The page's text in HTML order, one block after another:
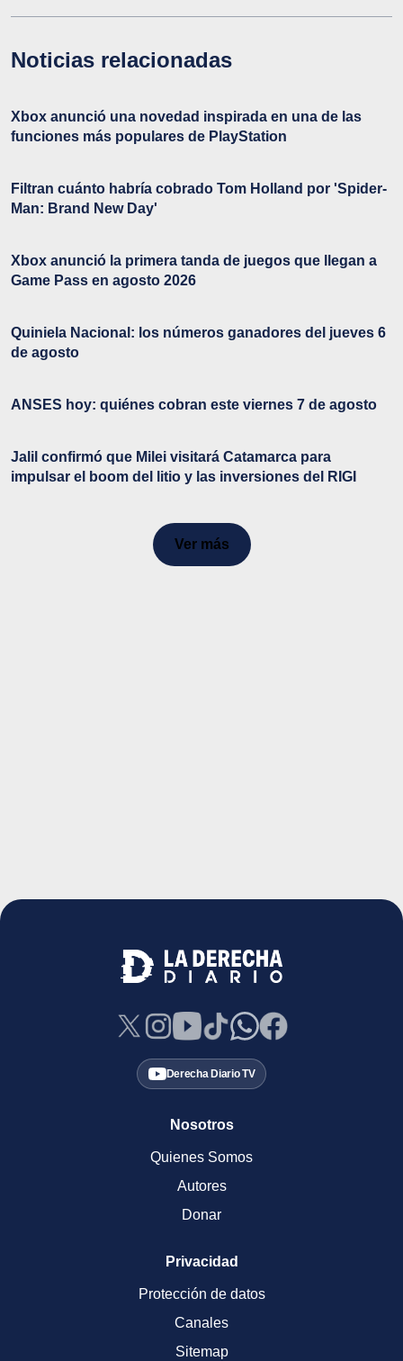
Noticias relacionadas
Xbox anunció una novedad inspirada en una de las
funciones más populares de PlayStation
Filtran cuánto habría cobrado Tom Holland por 'Spider-
Man: Brand New Day'
Xbox anunció la primera tanda de juegos que llegan a
Game Pass en agosto 2026
Quiniela Nacional: los números ganadores del jueves 6
de agosto
ANSES hoy: quiénes cobran este viernes 7 de agosto
Jalil confirmó que Milei visitará Catamarca para
impulsar el boom del litio y las inversiones del RIGI
Ver más
Derecha Diario TV
Nosotros
Quienes Somos
Autores
Donar
Privacidad
Protección de datos
Canales
Sitemap